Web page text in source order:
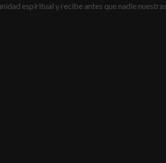
espiritual y recibe antes que nadie